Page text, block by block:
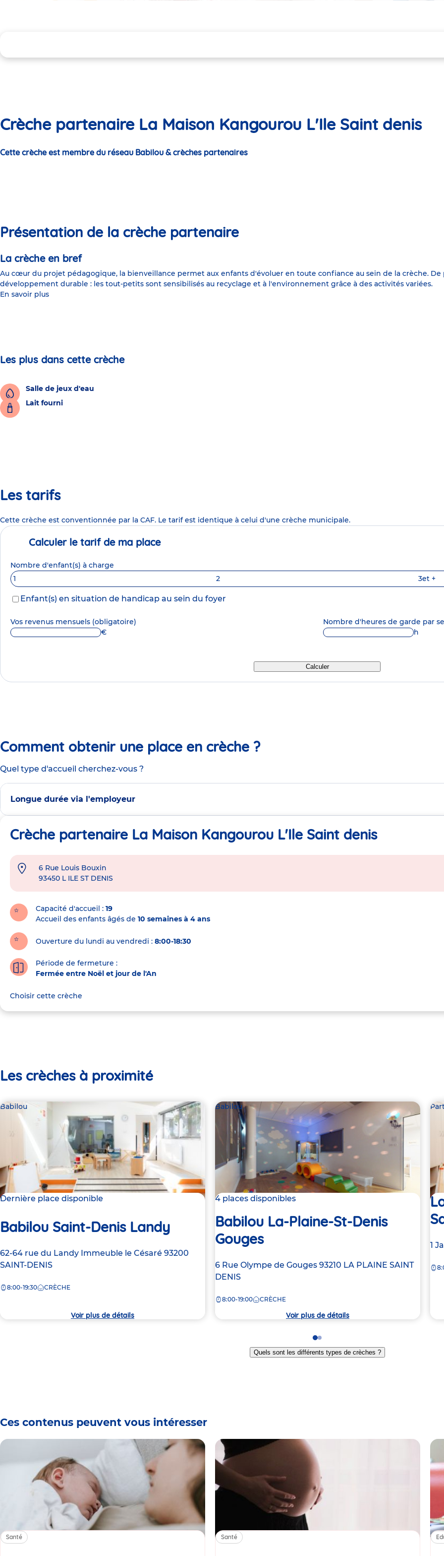
Crèche partenaire La Maison Kangourou L'Ile Saint denis
Cette crèche est membre du réseau Babilou & crèches partenaires
Présentation de la crèche partenaire
La crèche en bref
Au cœur du projet pédagogique, la bienveillance permet aux enfants d'évoluer en toute confiance au sein de la crèche. De
développement durable : les tout-petits sont sensibilisés au recyclage et à l'environnement grâce à des activités variées.
En savoir plus
Les plus dans cette crèche
Salle de jeux d'eau
Lait fourni
Les tarifs
Cette crèche est conventionnée par la CAF. Le tarif est identique à celui d'une crèche municipale.
Calculer le tarif de ma place
Nombre d'enfant(s) à charge
1
2 3et +
Enfant(s) en situation de handicap au sein du foyer
Vos revenus mensuels (obligatoire)
€
Nombre d'heures de garde par
h
Calculer
Comment obtenir une place en crèche ?
Quel type d'accueil cherchez-vous ?
Longue durée via l'employeur
Crèche partenaire La Maison Kangourou L'Ile Saint denis
Adresse
crèche
6 Rue Louis Bouxin
93450 L ILE ST DENIS
Capacité d'accueil
19
Accueil des enfants âgés de 10 semaines à 4 ans
Ouverture du lundi au vendredi : 8:00-18:30
Période de fermeture :
Fermée entre Noël et jour de l'An
Choisir cette crèche
Les crèches à proximité
Babilou
Dernière place disponible
Babilou Saint-Denis Landy
Adresse
de
crèche
62-64 rue du Landy Immeuble le Césaré 93200
SAINT-DENIS
8:00-19:30 CRÈCHE
Voir plus de détails
Babilou
4 places disponibles
Babilou La-Plaine-St-Denis
Gouges
Adresse
de
crèche
6 Rue Olympe de Gouges 93210 LA PLAINE SAINT
DENIS
8:00-19:00 CRÈCHE
Voir plus de détails
la
1
Go
to
slide
Go
to
slide
Quels sont les différents types de crèches ?
Ces contenus peuvent vous intéresser
Santé Santé